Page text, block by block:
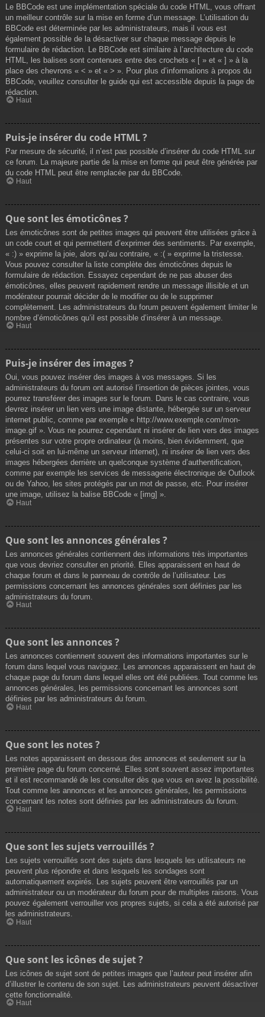
Le BBCode est une implémentation spéciale du code HTML, vous offrant
un meilleur contrôle sur la mise en forme d’un message. L’utilisation du
BBCode est déterminée par les administrateurs, mais il vous est
également possible de la désactiver sur chaque message depuis le
formulaire de rédaction. Le BBCode est similaire à l’architecture du code
HTML, les balises sont contenues entre des crochets « [ » et « ] » à la
place des chevrons « < » et « > ». Pour plus d’informations à propos du
BBCode, veuillez consulter le guide qui est accessible depuis la page de
rédaction.
Haut
Puis-je insérer du code HTML ?
Par mesure de sécurité, il n’est pas possible d’insérer du code HTML sur
ce forum. La majeure partie de la mise en forme qui peut être générée par
du code HTML peut être remplacée par du BBCode.
Haut
Que sont les émoticônes ?
Les émoticônes sont de petites images qui peuvent être utilisées grâce à
un code court et qui permettent d’exprimer des sentiments. Par exemple,
« :) » exprime la joie, alors qu’au contraire, « :( » exprime la tristesse.
Vous pouvez consulter la liste complète des émoticônes depuis le
formulaire de rédaction. Essayez cependant de ne pas abuser des
émoticônes, elles peuvent rapidement rendre un message illisible et un
modérateur pourrait décider de le modifier ou de le supprimer
complètement. Les administrateurs du forum peuvent également limiter le
nombre d’émoticônes qu’il est possible d’insérer à un message.
Haut
Puis-je insérer des images ?
Oui, vous pouvez insérer des images à vos messages. Si les
administrateurs du forum ont autorisé l’insertion de pièces jointes, vous
pourrez transférer des images sur le forum. Dans le cas contraire, vous
devrez insérer un lien vers une image distante, hébergée sur un serveur
internet public, comme par exemple « http://www.exemple.com/mon-
image.gif ». Vous ne pourrez cependant ni insérer de lien vers des images
présentes sur votre propre ordinateur (à moins, bien évidemment, que
celui-ci soit en lui-même un serveur internet), ni insérer de lien vers des
images hébergées derrière un quelconque système d’authentification,
comme par exemple les services de messagerie électronique de Outlook
ou de Yahoo, les sites protégés par un mot de passe, etc. Pour insérer
une image, utilisez la balise BBCode « [img] ».
Haut
Que sont les annonces générales ?
Les annonces générales contiennent des informations très importantes
que vous devriez consulter en priorité. Elles apparaissent en haut de
chaque forum et dans le panneau de contrôle de l’utilisateur. Les
permissions concernant les annonces générales sont définies par les
administrateurs du forum.
Haut
Que sont les annonces ?
Les annonces contiennent souvent des informations importantes sur le
forum dans lequel vous naviguez. Les annonces apparaissent en haut de
chaque page du forum dans lequel elles ont été publiées. Tout comme les
annonces générales, les permissions concernant les annonces sont
définies par les administrateurs du forum.
Haut
Que sont les notes ?
Les notes apparaissent en dessous des annonces et seulement sur la
première page du forum concerné. Elles sont souvent assez importantes
et il est recommandé de les consulter dès que vous en avez la possibilité.
Tout comme les annonces et les annonces générales, les permissions
concernant les notes sont définies par les administrateurs du forum.
Haut
Que sont les sujets verrouillés ?
Les sujets verrouillés sont des sujets dans lesquels les utilisateurs ne
peuvent plus répondre et dans lesquels les sondages sont
automatiquement expirés. Les sujets peuvent être verrouillés par un
administrateur ou un modérateur du forum pour de multiples raisons. Vous
pouvez également verrouiller vos propres sujets, si cela a été autorisé par
les administrateurs.
Haut
Que sont les icônes de sujet ?
Les icônes de sujet sont de petites images que l’auteur peut insérer afin
d’illustrer le contenu de son sujet. Les administrateurs peuvent désactiver
cette fonctionnalité.
Haut